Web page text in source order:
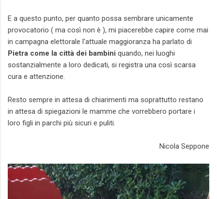
E a questo punto, per quanto possa sembrare unicamente
provocatorio ( ma così non è ), mi piacerebbe capire come mai
in campagna elettorale l'attuale maggioranza ha parlato di
Pietra come la città dei bambini quando, nei luoghi
sostanzialmente a loro dedicati, si registra una così scarsa
cura e attenzione.
Resto sempre in attesa di chiarimenti ma soprattutto restano
in attesa di spiegazioni le mamme che vorrebbero portare i
loro figli in parchi più sicuri e puliti.
Nicola Seppone